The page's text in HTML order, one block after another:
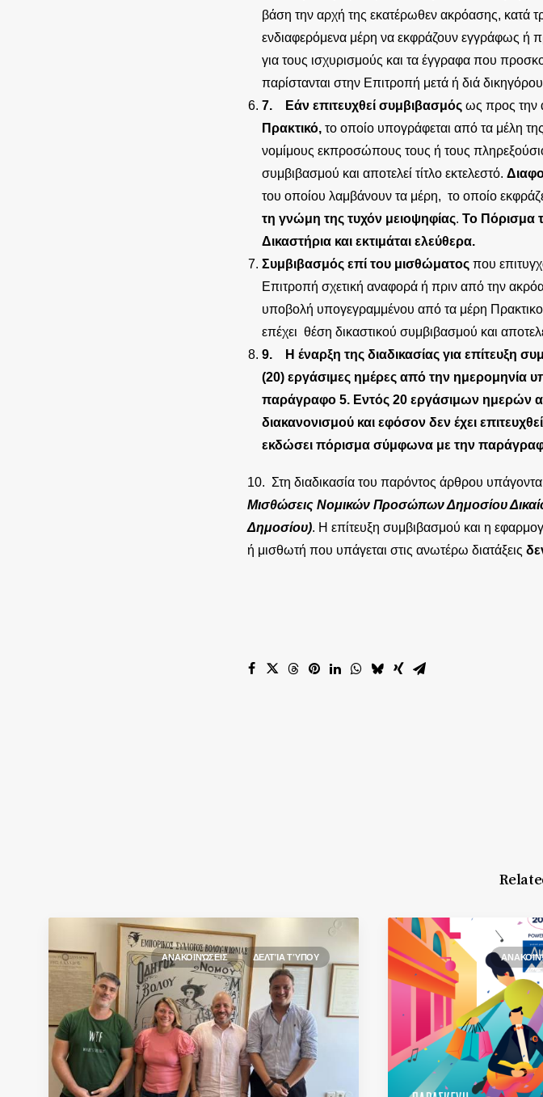
βάση την αρχή της εκατέρωθεν ακρόασης, κατά
ενδιαφερόμενα μέρη να εκφράζουν εγγράφως ή
για τους ισχυρισμούς και τα έγγραφα που
παρίστανται στην Επιτροπή μετά ή διά
7.
Εάν επιτευχθεί συμβιβασμός ως προς την
Πρακτικό, το οποίο υπογράφεται από τα μέλη
νομίμους εκπροσώπους τους ή τους
συμβιβασμού και αποτελεί τίτλο εκτελεστό.
του οποίου λαμβάνουν τα μέρη, το οποίο
τη γνώμη της τυχόν μειοψηφίας. Το Πόρισμα
Δικαστήρια και εκτιμάται ελεύθερα.
Συμβιβασμός επί του μισθώματος που
Επιτροπή σχετική αναφορά ή πριν από την
υποβολή υπογεγραμμένου από τα μέρη
επέχει θέση δικαστικού συμβιβασμού και
9.
Η έναρξη της διαδικασίας για επίτευξη
(20) εργάσιμες ημέρες από την
παράγραφο 5. Εντός 20 εργάσιμων ημερών
διακανονισμού και εφόσον δεν έχει
εκδώσει πόρισμα σύμφωνα με την
10. Στη διαδικασία του παρόντος άρθρου
Μισθώσεις Νομικών Προσώπων Δημοσίου
Δημοσίου). Η επίτευξη συμβιβασμού και η
ή μισθωτή που υπάγεται στις ανωτέρω διατάξεις
ΑΝΑΚΟΙΝΏΣΕΙΣ ΔΕΛΤΊΑ ΤΎΠΟΥ